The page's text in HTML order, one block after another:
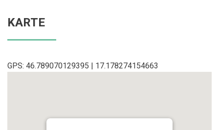
KARTE
GPS: 46.789070129395 | 17.178274154663